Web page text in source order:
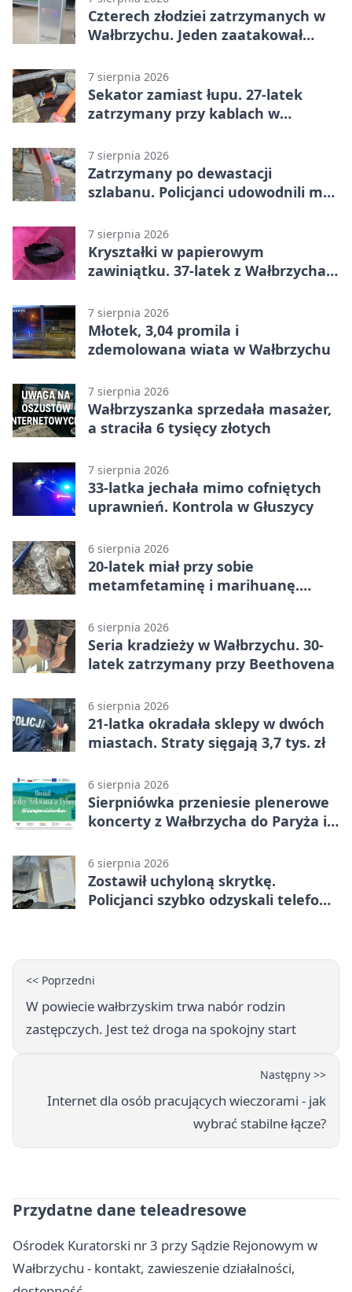
Czterech złodziei zatrzymanych w
Wałbrzychu. Jeden zaatakował
7 sierpnia 2026
Sekator zamiast łupu. 27-latek
zatrzymany przy kablach w
7 sierpnia 2026
Zatrzymany po dewastacji
szlabanu. Policjanci udowodnili mu
7 sierpnia 2026
Kryształki w papierowym
zawiniątku. 37-latek z Wałbrzycha
7 sierpnia 2026
Młotek, 3,04 promila i
zdemolowana wiata w Wałbrzychu
7 sierpnia 2026
Wałbrzyszanka sprzedała masażer,
a straciła 6 tysięcy złotych
7 sierpnia 2026
33-latka jechała mimo cofniętych
uprawnień. Kontrola w Głuszycy
6 sierpnia 2026
20-latek miał przy sobie
metamfetaminę i marihuanę.
6 sierpnia 2026
Seria kradzieży w Wałbrzychu. 30-
latek zatrzymany przy Beethovena
6 sierpnia 2026
21-latka okradała sklepy w dwóch
miastach. Straty sięgają 3,7 tys. zł
6 sierpnia 2026
Sierpniówka przeniesie plenerowe
koncerty z Wałbrzycha do Paryża i
6 sierpnia 2026
Zostawił uchyloną skrytkę.
Policjanci szybko odzyskali telefon
<< Poprzedni
W powiecie wałbrzyskim trwa nabór rodzin
zastępczych. Jest też droga na spokojny start
Następny >>
Internet dla osób pracujących wieczorami - jak
wybrać stabilne łącze?
Przydatne dane teleadresowe
Ośrodek Kuratorski nr 3 przy Sądzie Rejonowym w
Wałbrzychu - kontakt, zawieszenie działalności,